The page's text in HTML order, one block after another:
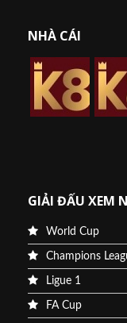
NHÀ CÁI
GIẢI ĐẤU XEM
World Cup
Champions
Ligue 1
FA Cup